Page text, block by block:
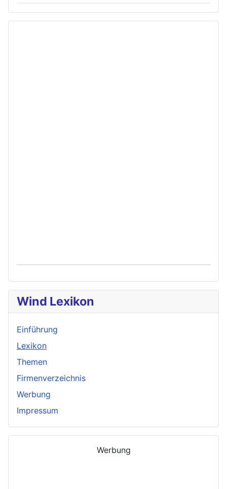
www.ee.thuega.de
Wind Lexikon
Einführung
Lexikon
Themen
Firmenverzeichnis
Werbung
Impressum
Werbung